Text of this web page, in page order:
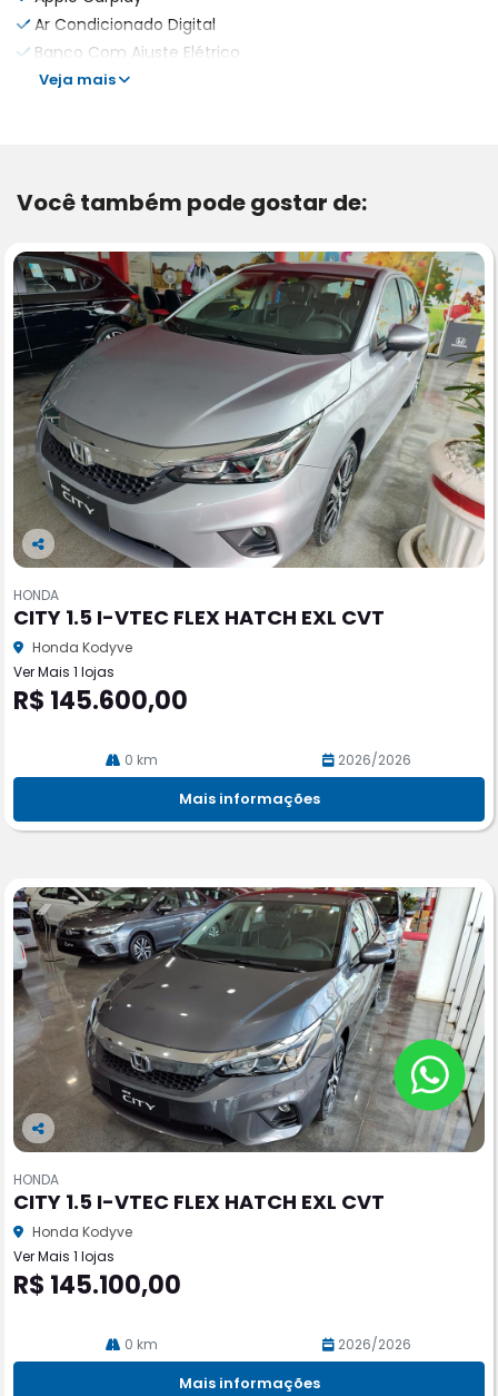
Ar Condicionado Digital
Banco Com Ajuste Elétrico
Veja mais
Você também pode gostar de:
Co
pa
rtil
he
HONDA
CITY 1.5 I-VTEC FLEX HATCH EXL CVT
Honda Kodyve
Ver Mais 1 lojas
R$ 145.600,00
0 km 2026/2026
Mais informações
Co
pa
rtil
he
HONDA
CITY 1.5 I-VTEC FLEX HATCH EXL CVT
Honda Kodyve
Ver Mais 1 lojas
R$ 145.100,00
0 km 2026/2026
Mais informações